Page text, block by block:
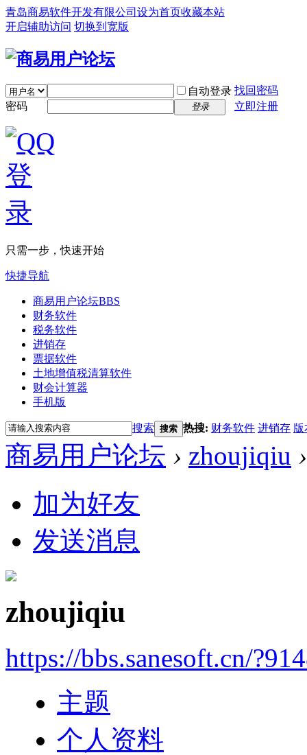
青岛商易软件开发有限公司 设为首页收藏本站
开启辅助访问 切换到宽版
自动登录 找回密码
密码
登录 立即注册
只需一步，快速开始
快捷导航
商易用户论坛BBS
财务软件
税务软件
进销存
票据软件
土地增值税清算软件
财会计算器
手机版
搜索 搜索 热搜: 财务软件 进销存 版
商易用户论坛 › zhoujiqiu ›
加为好友
发送消息
zhoujiqiu
https://bbs.sanesoft.cn/
主题
个人资料